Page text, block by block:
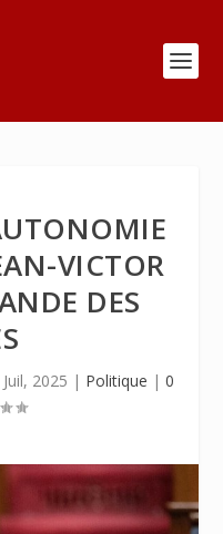
VICTOR
DES
2025 | Politique | 0